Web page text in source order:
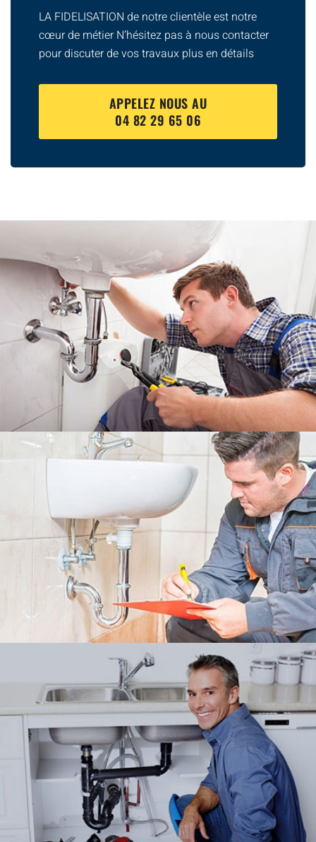
LA FIDELISATION de notre clientèle est notre
cœur de métier N’hésitez pas à nous contacter
pour discuter de vos travaux plus en détails
APPELEZ NOUS AU
04 82 29 65 06